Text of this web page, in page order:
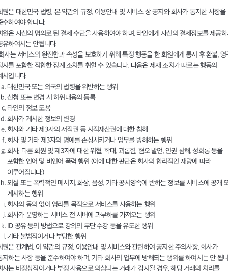
원은 대한민국 법령, 본 약관의 규정, 이용안내 및 서비스 상 공지와 회사가 통지한 사항을
수하여야 합니다.
원은 자신의 명의로 된 결제 수단을 사용하여야 하며, 타인에게 자신의 결제정보를 제공
유하여서는 안됩니다.
사는 서비스의 완전함과 속성을 보호하기 위해 특정 행동을 한 회원에게 통지 후 환불, 영
지를 포함한 적합한 징계 조치를 취할 수 있습니다. 다음은 제재 조치가 따르는 행동의
시입니다.
대한민국 또는 외국의 법령을 위반하는 행위
신청 또는 변경 시 허위내용의 등록
타인의 정보 도용
회사가 게시한 정보의 변경
회사와 기타 제3자의 저작권 등 지적재산권에 대한 침해
회사 및 기타 제3자의 명예를 손상시키거나 업무를 방해하는 행위
회사, 다른 회원 및 제3자에 대한 위협, 학대, 괴롭힘, 혐오 발언, 인권 침해, 성희롱 등을
포함한 언어 및 비언어 폭력 행위 (이에 대한 판단은 회사의 합리적인 재량에 따라
이루어집니다.)
외설 또는 폭력적인 메시지, 화상, 음성, 기타 공서양속에 반하는 정보를 서비스에 공개
게시하는 행위
회사의 동의 없이 영리를 목적으로 서비스를 사용하는 행위
회사가 운영하는 서비스 전 서버에 과부하를 가져오는 행위
ID 공유 등의 방법으로 강의의 무단 수강 등을 유도한 행위
기타 불법적이거나 부당한 행위
원은 관계법, 이 약관의 규정, 이용안내 및 서비스와 관련하여 공지한 주의사항, 회사가
지하는 사항 등을 준수하여야 하며, 기타 회사의 업무에 방해되는 행위를 하여서는 안 됩
사는 비정상적이거나 부정 사용으로 의심되는 거래가 감지될 경우, 해당 거래의 처리를